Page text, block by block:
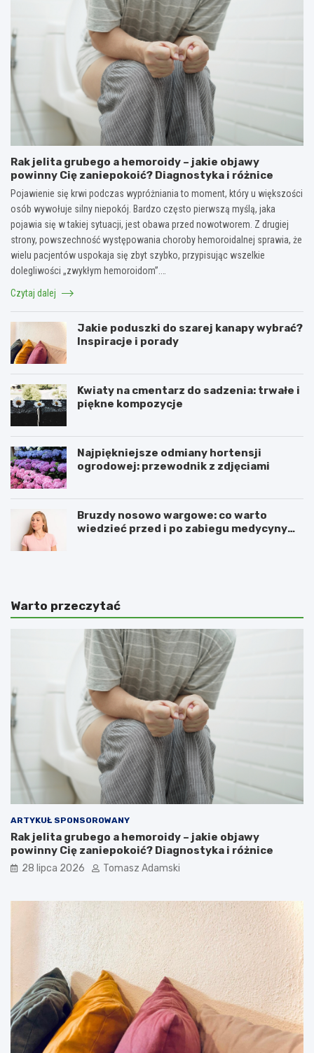
Rak jelita grubego a hemoroidy – jakie objawy
powinny Cię zaniepokoić? Diagnostyka i różnice
Pojawienie się krwi podczas wypróżniania to moment, który u większości
osób wywołuje silny niepokój. Bardzo często pierwszą myślą, jaka
pojawia się w takiej sytuacji, jest obawa przed nowotworem. Z drugiej
strony, powszechność występowania choroby hemoroidalnej sprawia, że
wielu pacjentów uspokaja się zbyt szybko, przypisując wszelkie
dolegliwości „zwykłym hemoroidom”.…
Czytaj dalej
Jakie poduszki do szarej kanapy wybrać?
Inspiracje i porady
Kwiaty na cmentarz do sadzenia: trwałe i
piękne kompozycje
Najpiękniejsze odmiany hortensji
ogrodowej: przewodnik z zdjęciami
Bruzdy nosowo wargowe: co warto
wiedzieć przed i po zabiegu medycyny
Warto przeczytać
ARTYKUŁ SPONSOROWANY
Rak jelita grubego a hemoroidy – jakie objawy
powinny Cię zaniepokoić? Diagnostyka i różnice
28 lipca 2026 Tomasz Adamski